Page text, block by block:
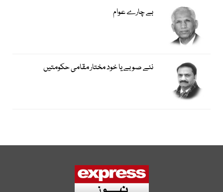
بے چارے عوام
نئے صوبے یا خود مختار مقامی حکومتیں